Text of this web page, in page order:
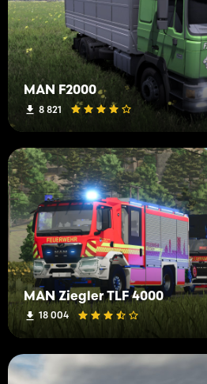
MAN F2000
8 821
MAN Ziegler TLF 4000
18 004